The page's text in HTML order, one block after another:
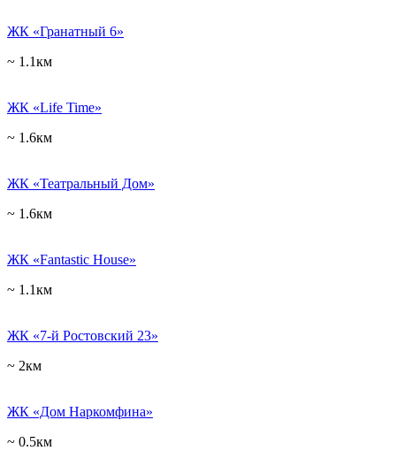
ЖК «Гранатный 6»
~ 1.1км
ЖК «Life Time»
~ 1.6км
ЖК «Театральный Дом»
~ 1.6км
ЖК «Fantastic House»
~ 1.1км
ЖК «7-й Ростовский 23»
~ 2км
ЖК «Дом Наркомфина»
~ 0.5км